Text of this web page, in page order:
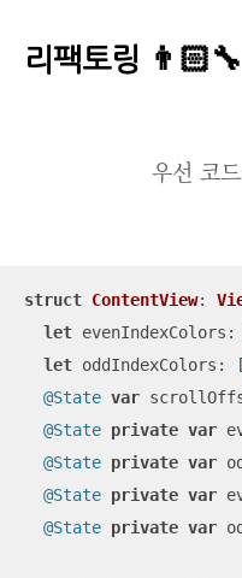
리팩토링 👨🏻‍🔧
우선 코
struct ContentView:
let
let oddIndexColors: [
@State var
@State private var
@State private var
@State private var
@State private var